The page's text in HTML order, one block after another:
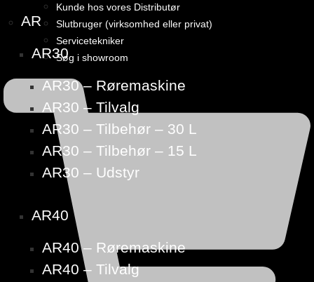
Kunde hos vores Distributør
Slutbruger (virksomhed eller privat)
Servicetekniker
Søg i showroom
AR
AR30
AR30 – Røremaskine
AR30 – Tilvalg
AR30 – Tilbehør – 30 L
AR30 – Tilbehør – 15 L
AR30 – Udstyr
AR40
AR40 – Røremaskine
AR40 – Tilvalg